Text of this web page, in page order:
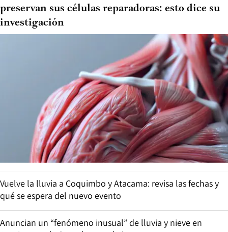
preservan sus células reparadoras: esto dice su
investigación
Vuelve la lluvia a Coquimbo y Atacama: revisa las fechas y
qué se espera del nuevo evento
Anuncian un “fenómeno inusual” de lluvia y nieve en